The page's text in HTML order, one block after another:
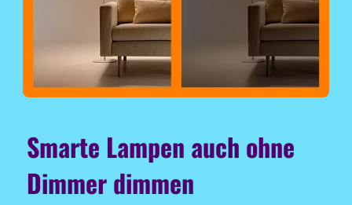
Smarte Lampen auch ohne
Dimmer dimmen